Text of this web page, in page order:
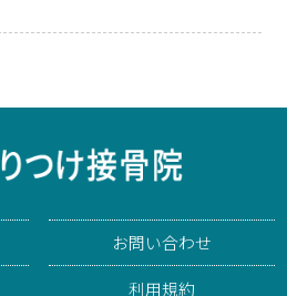
お問い合わせ
利用規約